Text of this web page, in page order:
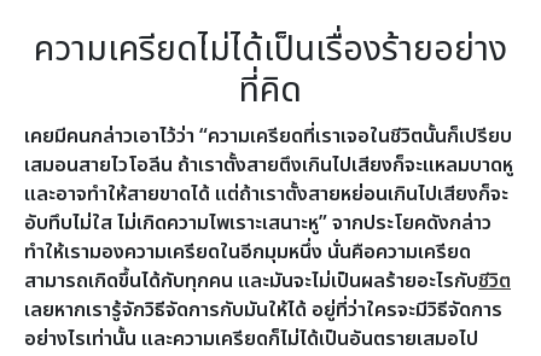
ความเครียดไม่ได้เป็นเรื่องร้ายอย่าง
ที่คิด
เคยมีคนกล่าวเอาไว้ว่า “ความเครียดที่เราเจอในชีวิตนั้นก็เปรียบ
เสมอนสายไวโอลีน ถ้าเราตั้งสายตึงเกินไปเสียงก็จะแหลมบาดหู
และอาจทำให้สายขาดได้ แต่ถ้าเราตั้งสายหย่อนเกินไปเสียงก็จะ
อับทึบไม่ใส ไม่เกิดความไพเราะเสนาะหู” จากประโยคดังกล่าว
ทำให้เรามองความเครียดในอีกมุมหนึ่ง นั่นคือความเครียด
สามารถเกิดขึ้นได้กับทุกคน และมันจะไม่เป็นผลร้ายอะไรกับชีวิต
เลยหากเรารู้จักวิธีจัดการกับมันให้ได้ อยู่ที่ว่าใครจะมีวิธีจัดการ
อย่างไรเท่านั้น และความเครียดก็ไม่ได้เป็นอันตรายเสมอไป